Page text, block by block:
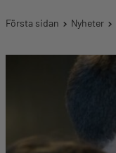
Första sidan Nyheter